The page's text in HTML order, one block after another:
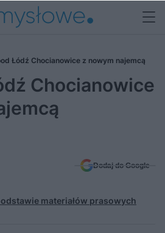
Łódź Chocianowice z nowym najemcą
Chocianowice
Dodaj do Google
materiałów prasowych